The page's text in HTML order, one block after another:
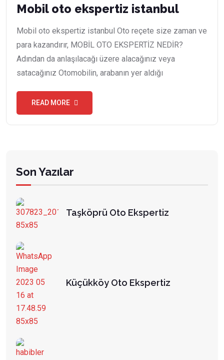
Mobil oto ekspertiz istanbul
Mobil oto ekspertiz istanbul Oto reçete size zaman ve
para kazandırır, MOBİL OTO EKSPERTİZ NEDİR?
Adından da anlaşılacağı üzere alacağınız veya
satacağınız Otomobilin, arabanın yer aldığı
READ MORE
Son Yazılar
Taşköprü Oto Ekspertiz
Küçükköy Oto Ekspertiz